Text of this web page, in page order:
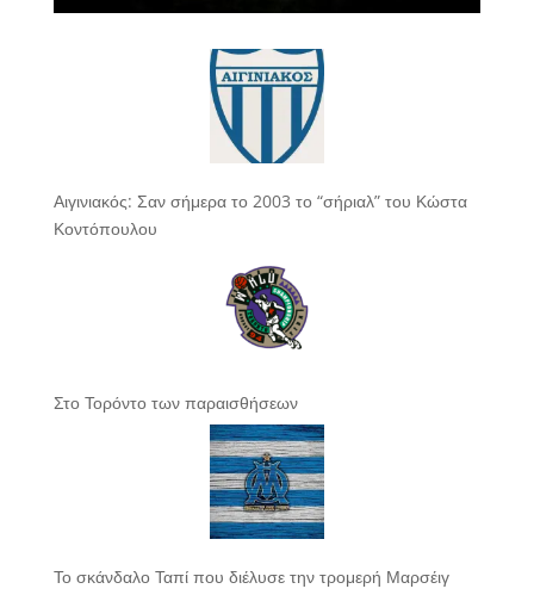
Αιγινιακός: Σαν σήμερα το 2003 το “σήριαλ” του Κώστα
Κοντόπουλου
Στο Τορόντο των παραισθήσεων
Το σκάνδαλο Ταπί που διέλυσε την τρομερή Μαρσέιγ